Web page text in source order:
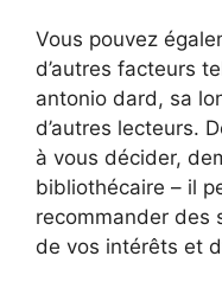
Vous pouvez
d’autres facteurs
antonio dard, sa
d’autres lecteurs.
à vous décider,
bibliothécaire – il
recommander des
de vos intérêts et